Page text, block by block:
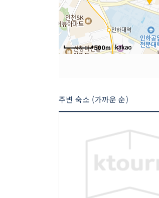
500m
주변 숙소 (가까운 순)